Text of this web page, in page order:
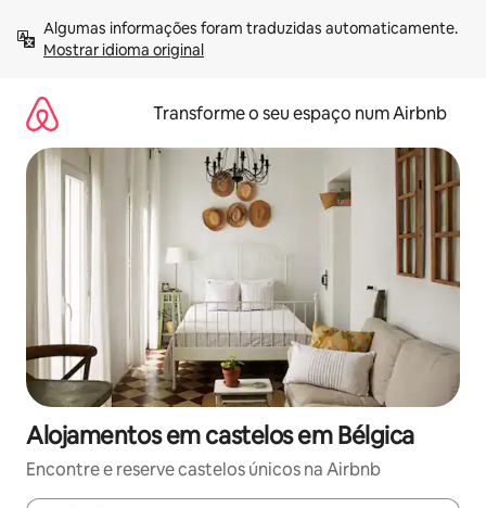
para
Mostrar idioma original
Transforme o seu espaço num Airbnb
Alojamentos em castelos em Bélgica
Encontre e reserve castelos únicos na Airbnb